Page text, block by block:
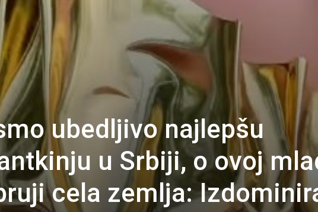
ubedljivo najlepšu
u Srbiji, o ovoj
cela zemlja: